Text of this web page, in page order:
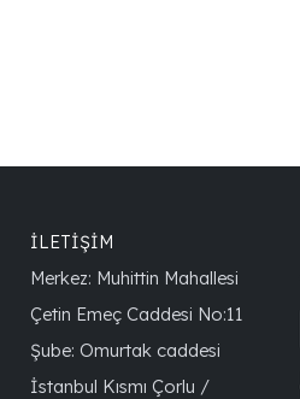
İLETİŞİM
Merkez: Muhittin Mahallesi
Çetin Emeç Caddesi No:11
Şube: Omurtak caddesi
İstanbul Kısmı Çorlu /